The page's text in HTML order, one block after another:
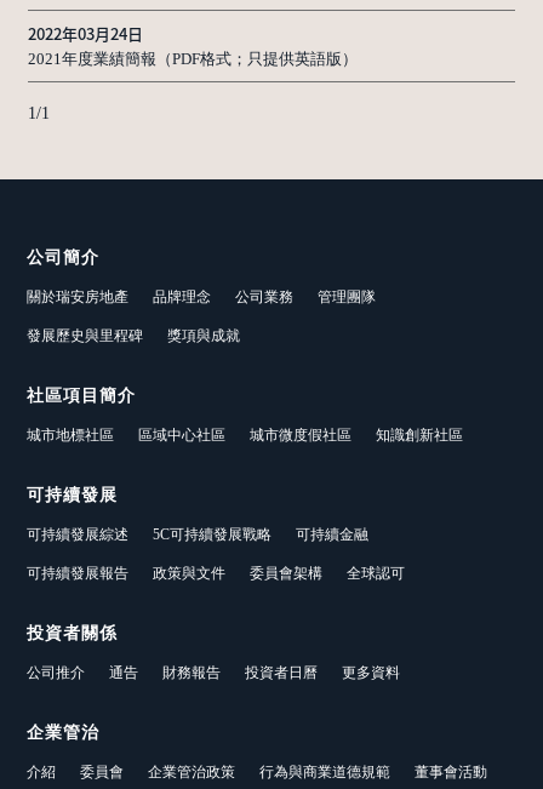
2022年03月24日
2021年度業績簡報（PDF格式；只提供英語版）
1/1
公司簡介
關於瑞安房地產 品牌理念 公司業務 管理團隊
發展歷史與里程碑 獎項與成就
社區項目簡介
城市地標社區 區域中心社區 城市微度假社區 知識創新社區
可持續發展
可持續發展綜述 5C可持續發展戰略 可持續金融
可持續發展報告 政策與文件 委員會架構 全球認可
投資者關係
公司推介 通告 財務報告 投資者日曆 更多資料
企業管治
介紹 委員會 企業管治政策 行為與商業道德規範 董事會活動